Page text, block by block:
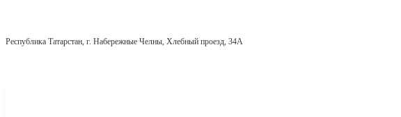
Республика Татарстан, г. Набережные Челны, Хлебный проезд, 34А